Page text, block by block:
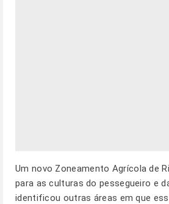
Um novo Zoneamento Agrícola de
para as culturas do pessegueiro e
identificou outras áreas em que